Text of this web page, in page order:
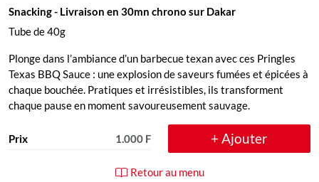
Snacking- Livraison en 30mn chrono sur Dakar
Tube de 40g
Plonge dans l’ambiance d’un barbecue texan avec ces Pringles
Texas BBQ Sauce : une explosion de saveurs fumées et épicées à
chaque bouchée. Pratiques et irrésistibles, ils transforment
chaque pause en moment savoureusement sauvage.
Prix 1.000 F + Ajouter
Retour au menu